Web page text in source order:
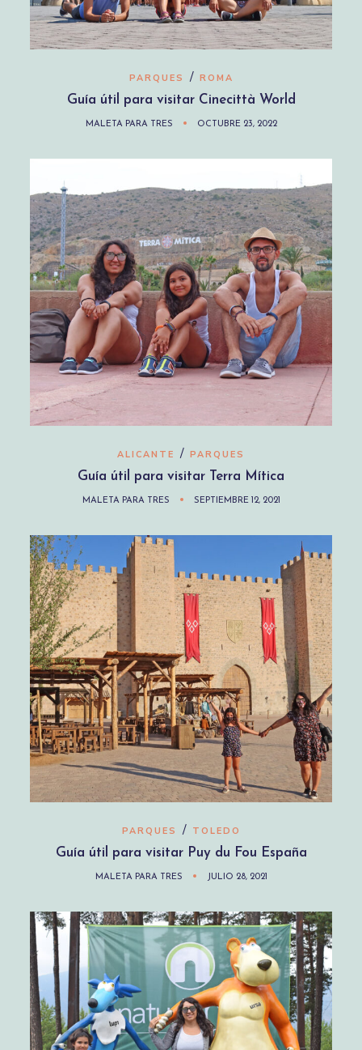
PARQUES / ROMA
Guía útil para visitar Cinecittà World
MALETA PARA TRES OCTUBRE 23, 2022
ALICANTE / PARQUES
Guía útil para visitar Terra Mítica
MALETA PARA TRES SEPTIEMBRE 12, 2021
PARQUES / TOLEDO
Guía útil para visitar Puy du Fou España
MALETA PARA TRES JULIO 28, 2021